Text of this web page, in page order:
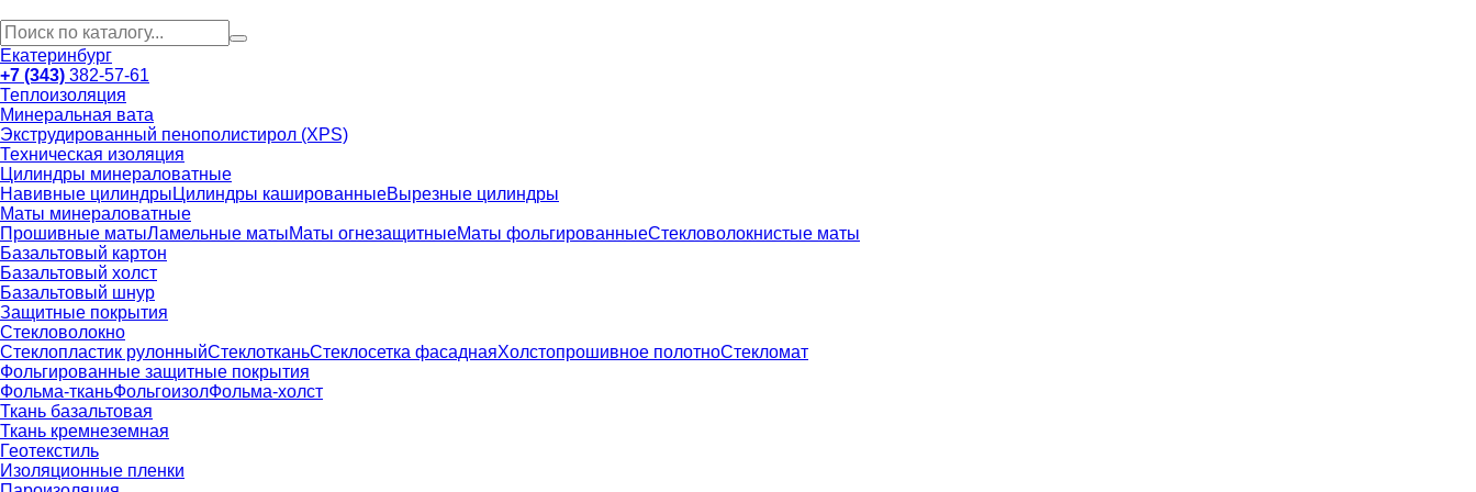
Екатеринбург
+7 (343) 382-57-61
Теплоизоляция
Минеральная вата
Экструдированный пенополистирол (XPS)
Техническая изоляция
Цилиндры минераловатные
Навивные цилиндры Цилиндры кашированныеВырезные цилиндры
Маты минераловатные
Прошивные матыЛамельные матыМаты огнезащитныеМаты фольгированныеСтекловолокнистые маты
Базальтовый картон
Базальтовый холст
Базальтовый шнур
Защитные покрытия
Стекловолокно
Стеклопластик рулонныйСтеклотканьСтеклосетка фасаднаяХолстопрошивное полотноСтекломат
Фольгированные защитные покрытия
Фольма-тканьФольгоизолФольма-холст
Ткань базальтовая
Ткань кремнеземная
Геотекстиль
Изоляционные пленки